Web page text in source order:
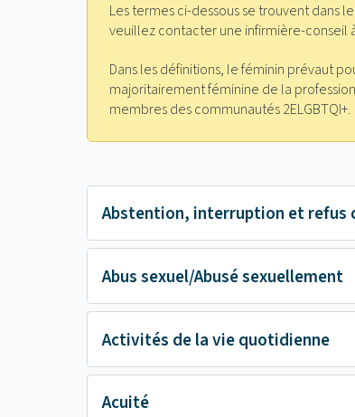
Les termes ci-dessous se trouvent dans
veuillez contacter une infirmière-conseil
Dans les définitions, le féminin prévaut
majoritairement féminine de la
membres des communautés 2ELGBTQI+.
Abstention, interruption et refus
Abus sexuel/Abusé sexuellement
Activités de la vie quotidienne
Acuité